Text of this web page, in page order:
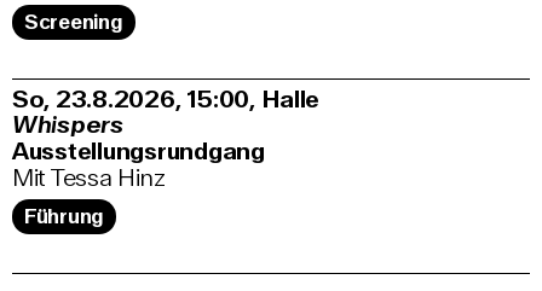
Screening
So, 23.8.2026 15:00, Halle
Whispers
Ausstellungsrundgang
Mit Tessa Hinz
Führung